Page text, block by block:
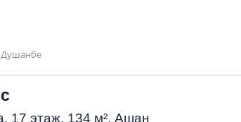
Душанбе
17 этаж, 134 м², Ашан